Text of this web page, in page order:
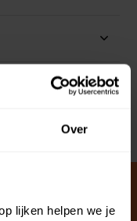
Over
lijken helpen we je